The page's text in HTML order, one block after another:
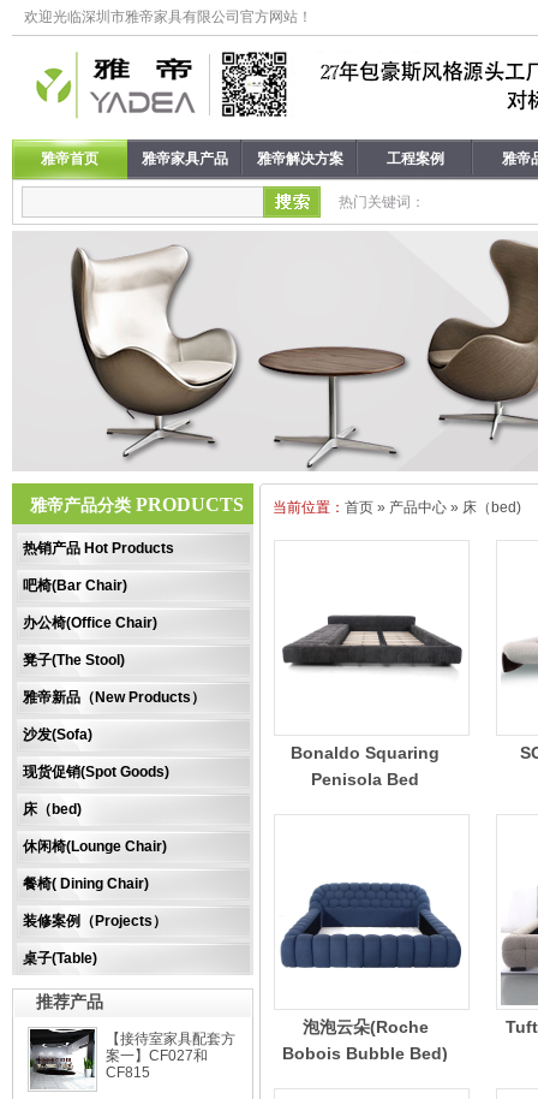
欢迎光临深圳市雅帝家具有限公司官方网站！
雅帝首页 雅帝家具产品 雅帝解决方案 工程案例 雅帝
热门关键词：
雅帝产品分类 PRODUCTS
热销产品 Hot Products
吧椅(Bar Chair)
办公椅(Office Chair)
凳子(The Stool)
雅帝新品（New Products）
沙发(Sofa)
现货促销(Spot Goods)
床（bed)
休闲椅(Lounge Chair)
餐椅( Dining Chair)
装修案例（Projects）
桌子(Table)
推荐产品
【接待室家具配套方
案一】CF027和
CF815
当前位置： 首页 » 产品中心 » 床（bed)
Bonaldo Squaring
Penisola Bed
泡泡云朵(Roche
Bobois Bubble Bed)